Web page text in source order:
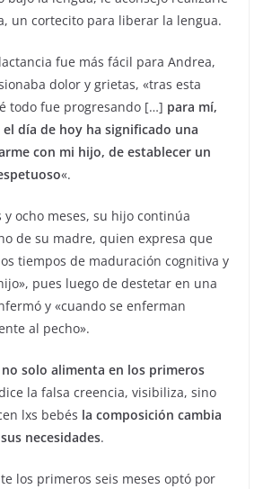
un cortecito para liberar la lengua.
fue más fácil para Andrea,
dolor y grietas, «tras esta
todo fue progresando […] para mí,
día de hoy ha significado una
con mi hijo, de establecer un
«.
y ocho meses, su hijo continúa
de su madre, quien expresa que
tiempos de maduración cognitiva y
pues luego de destetar en una
y «cuando se enferman
al pecho».
solo alimenta en los primeros
la falsa creencia, visibiliza, sino
lxs bebés la composición cambia
necesidades.
los primeros seis meses optó por